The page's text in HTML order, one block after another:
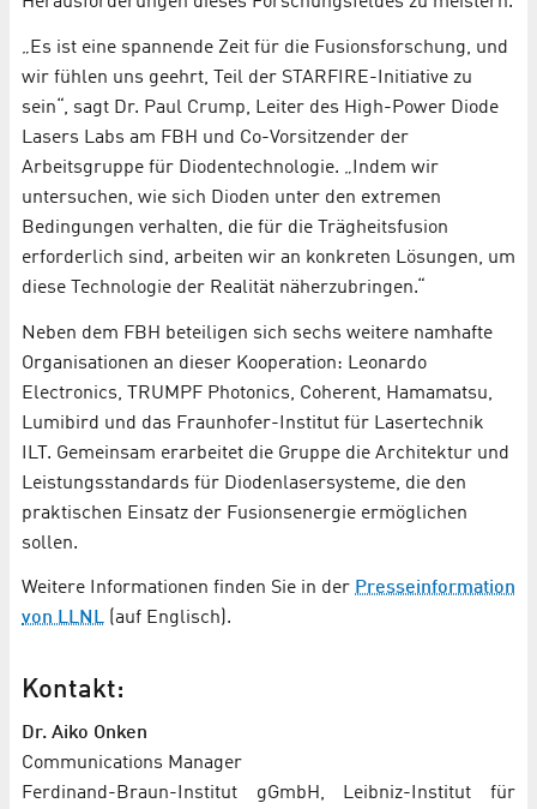
„Es ist eine spannende Zeit für die Fusionsforschung, und
wir fühlen uns geehrt, Teil der STARFIRE-Initiative zu
sein“, sagt Dr. Paul Crump, Leiter des High-Power Diode
Lasers Labs am FBH und Co-Vorsitzender der
Arbeitsgruppe für Diodentechnologie. „Indem wir
untersuchen, wie sich Dioden unter den extremen
Bedingungen verhalten, die für die Trägheitsfusion
erforderlich sind, arbeiten wir an konkreten Lösungen, um
diese Technologie der Realität näherzubringen.“
Neben dem FBH beteiligen sich sechs weitere namhafte
Organisationen an dieser Kooperation: Leonardo
Electronics, TRUMPF Photonics, Coherent, Hamamatsu,
Lumibird und das Fraunhofer-Institut für Lasertechnik
ILT. Gemeinsam erarbeitet die Gruppe die Architektur und
Leistungsstandards für Diodenlasersysteme, die den
praktischen Einsatz der Fusionsenergie ermöglichen
sollen.
Weitere Informationen finden Sie in der Presseinformation
von LLNL (auf Englisch).
Kontakt:
Dr. Aiko Onken
Communications Manager
Ferdinand-Braun-Institut gGmbH, Leibniz-Institut für